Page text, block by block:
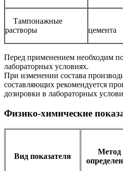
Тампонажные
растворы
цемента
Перед применением необходим
лабораторных условиях.
При изменении состава
составляющих рекомендуется
дозировки в лабораторных
Физико-химические
Вид показателя
Метод